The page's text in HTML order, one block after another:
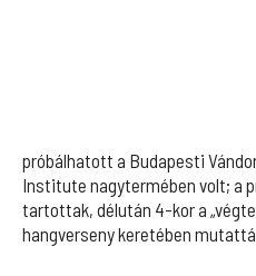
próbálhatott a Budapesti
Institute nagytermében volt; a
tartottak, délután 4-kor a
hangverseny keretében